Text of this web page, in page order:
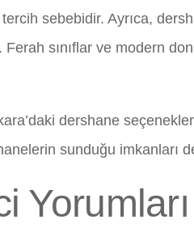
sebebidir. Ayrıca,
Ferah sınıflar ve modern
dershane
sunduğu imkanları